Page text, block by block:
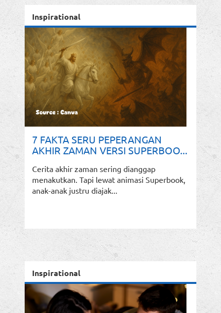
Inspirational
7 FAKTA SERU PEPERANGAN
AKHIR ZAMAN VERSI SUPERBOO...
Cerita akhir zaman sering dianggap
menakutkan. Tapi lewat animasi Superbook,
anak-anak justru diajak...
Inspirational